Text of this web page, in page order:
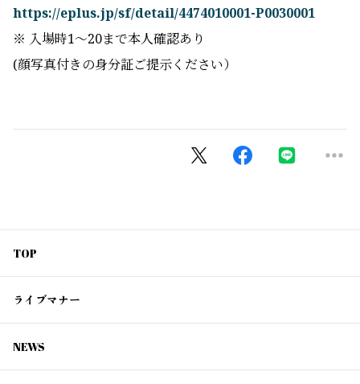
https://eplus.jp/sf/detail/4474010001-P0030001
※ 入場時1〜20まで本人確認あり
(顔写真付きの身分証ご提示ください）
TOP
ライブマナー
NEWS